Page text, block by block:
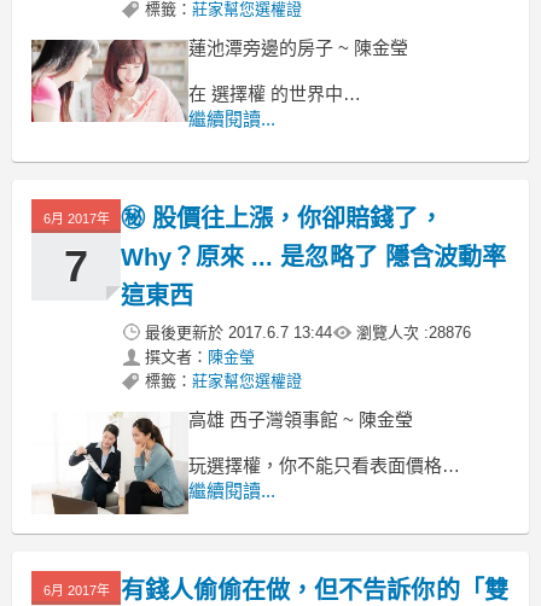
標籤： 莊家幫您選權證
蓮池潭旁邊的房子 ~ 陳金瑩
在 選擇權 的世界中
由於商品分為 做多的買權 以及做空的賣
而且交易方向又分為 買進 與 賣出 兩種
繼續閱讀...
6月 2017年
7
㊙ 股價往上漲，你卻賠錢了，
Why？原來 ... 是忽略了 隱含波動率
這東西
最後更新於 2017.6.7 13:44 瀏覽人次 :28876
撰文者： 陳金瑩
標籤： 莊家幫您選權證
高雄 西子灣領事館 ~ 陳金瑩
玩選擇權，你不能只看表面價格
講到價格，我們都知道，它是一個買賣
但在選擇權的世界，由於股價不動，選
假設我們今天看到台指選擇權市價 50
繼續閱讀...
6月 2017年
有錢人偷偷在做，但不告訴你的「雙